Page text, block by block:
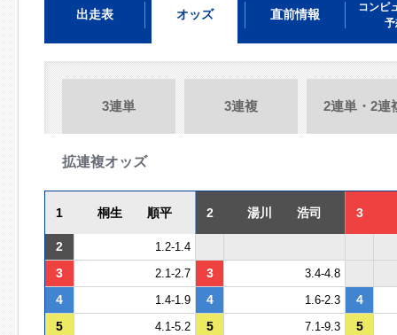
出走表 オッズ 直前情報
コンピ
予
3連単 3連複 2連単・2連
拡連複オッズ
1 桐生 順平 2 湯川 浩司 3
2 1.2-1.4
3 2.1-2.7 3 3.4-4.8
4 1.4-1.9 4 1.6-2.3
4
5
4.1-5.2 5 7.1-9.3
5